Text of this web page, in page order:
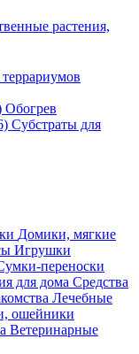
растения,
Обогрев
Субстраты для
Домики, мягкие
Игрушки
переноски
для дома Средства
Лечебные
ошейники
Ветеринарные